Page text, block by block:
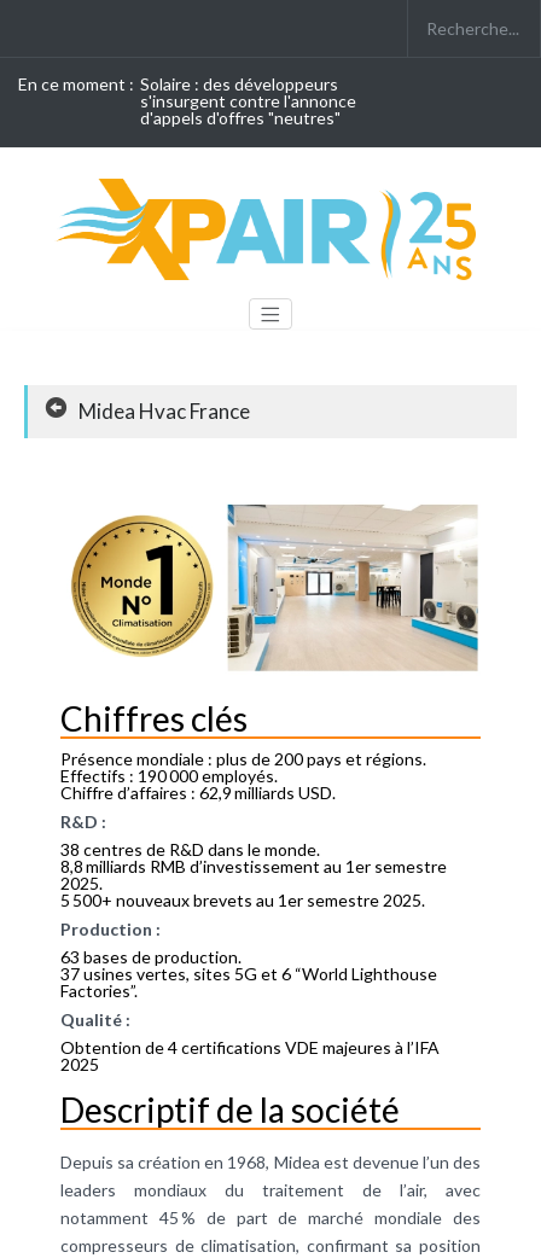
En ce moment : Solaire : des développeurs
s'insurgent contre l'annonce
d'appels d'offres "neutres"
Midea Hvac France
Chiffres clés
Présence mondiale : plus de 200 pays et régions.
Effectifs : 190 000 employés.
Chiffre d’affaires : 62,9 milliards USD.
R&D :
38 centres de R&D dans le monde.
8,8 milliards RMB d’investissement au 1er semestre
2025.
5 500+ nouveaux brevets au 1er semestre 2025.
Production :
63 bases de production.
37 usines vertes, sites 5G et 6 “World Lighthouse
Factories”.
Qualité :
Obtention de 4 certifications VDE majeures à l’IFA
2025
Descriptif de la société
Depuis sa création en 1968, Midea est devenue l’un des
leaders mondiaux du traitement de l’air, avec
notamment 45 % de part de marché mondiale des
compresseurs de climatisation, confirmant sa position